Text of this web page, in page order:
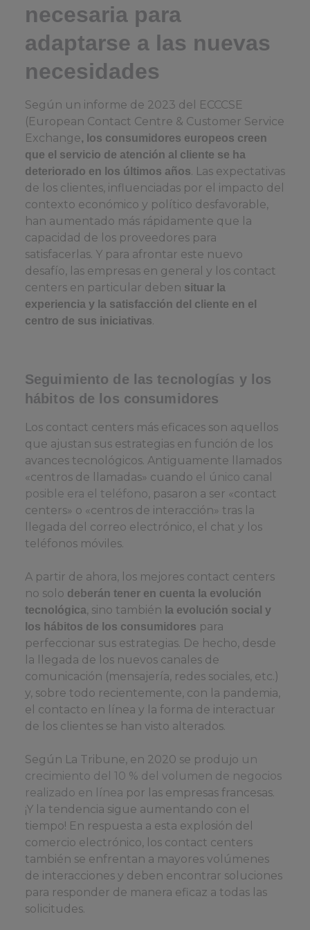
necesaria para
adaptarse a las nuevas
necesidades
Según un informe de 2023 del ECCCSE
(European Contact Centre & Customer Service
Exchange, los consumidores europeos creen
que el servicio de atención al cliente se ha
deteriorado en los últimos años. Las expectativas
de los clientes, influenciadas por el impacto del
contexto económico y político desfavorable,
han aumentado más rápidamente que la
capacidad de los proveedores para
satisfacerlas. Y para afrontar este nuevo
desafío, las empresas en general y los contact
centers en particular deben situar la
experiencia y la satisfacción del cliente en el
centro de sus iniciativas.
Seguimiento de las tecnologías y los
hábitos de los consumidores
Los contact centers más eficaces son aquellos
que ajustan sus estrategias en función de los
avances tecnológicos. Antiguamente llamados
«centros de llamadas» cuando el único canal
posible era el teléfono, pasaron a ser «contact
centers» o «centros de interacción» tras la
llegada del correo electrónico, el chat y los
teléfonos móviles.
A partir de ahora, los mejores contact centers
no solo deberán tener en cuenta la evolución
tecnológica, sino también la evolución social y
los hábitos de los consumidores para
perfeccionar sus estrategias. De hecho, desde
la llegada de los nuevos canales de
comunicación (mensajería, redes sociales, etc.)
y, sobre todo recientemente, con la pandemia,
el contacto en línea y la forma de interactuar
de los clientes se han visto alterados.
Según La Tribune, en 2020 se produjo un
crecimiento del 10 % del volumen de negocios
realizado en línea por las empresas francesas.
¡Y la tendencia sigue aumentando con el
tiempo! En respuesta a esta explosión del
comercio electrónico, los contact centers
también se enfrentan a mayores volúmenes
de interacciones y deben encontrar soluciones
para responder de manera eficaz a todas las
solicitudes.